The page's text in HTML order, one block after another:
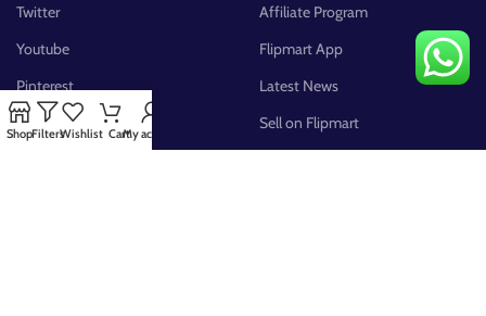
Twitter
Youtube
Pinterest
FB Group
Affiliate Program
Flipmart App
Latest News
Sell on Flipmart
ShopFiltersWishlist CartMy account